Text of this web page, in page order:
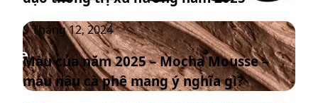
hiệu
mới
màu
sắc
chủ
đạo
Màu
của
năm
2025
9 Tháng 12, 2024
Màu của năm 2025 – Mocha Mousse –
màu nâu cà phê mang ý nghĩa gì?